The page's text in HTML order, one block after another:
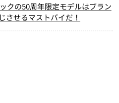
クの50周年限定モデルはブラン
させるマストバイだ！